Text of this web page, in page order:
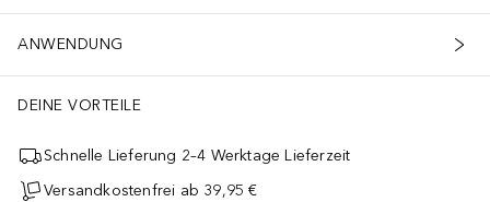
ANWENDUNG
DEINE VORTEILE
Schnelle Lieferung 2–4 Werktage Lieferzeit
Versandkostenfrei ab 39,95 €